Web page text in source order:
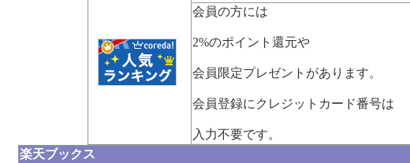
会員の方には
2%のポイント還元や
会員限定プレゼントがあります。
会員登録にクレジットカード番号は
入力不要です。
楽天ブックス